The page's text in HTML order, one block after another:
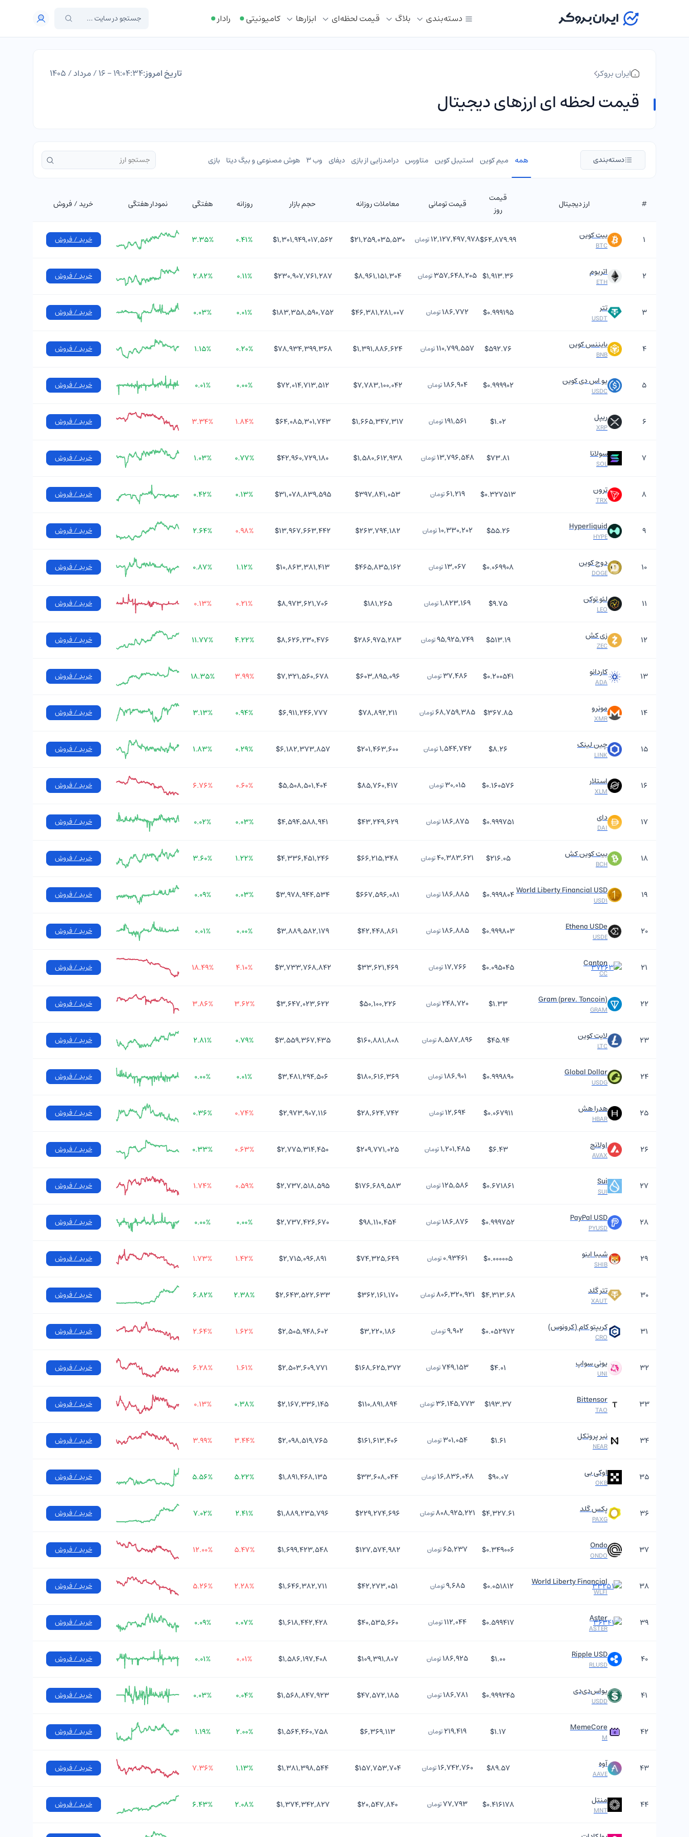
دسته‌بندی بلاگ قیمت لحظه‌ای ابزار‌ها کامیونیتی رادار
ایران بروکر تاریخ امروز:۱۹:۰۴:۳۵ - ۱۶ / مرداد / ۱۴۰۵
قیمت لحظه ای ارزهای دیجیتال
دسته‌بندی همه میم کوین استیبل کوین متاورس درامدزایی از بازی دیفای وب 3 هوش مصنوعی و بیگ دیتا بازی
# ارز دیجیتال
قیمت
روز
قیمت تومانی معاملات روزانه حجم بازار روزانه هفتگی نمودار هفتگی خرید / فروش
۱ بیت کوین
BTC $۶۴,۸۷۹.۹۹۱۲,۱۲۷,۴۹۷,۹۷۸تومان $۲۱,۲۵۹,۰۳۵,۵۳۰ $۱,۳۰۱,۹۴۹,۰۱۷,۵۶۲ ۰.۴۱% ۳.۳۵% خرید / فروش
۲ اتریوم
ETH $۱,۹۱۳.۳۶ ۳۵۷,۶۴۸,۲۰۵تومان $۸,۹۶۱,۱۵۱,۳۰۴ $۲۳۰,۹۰۷,۷۶۱,۲۸۷ ۰.۱۱% ۲.۸۲% خرید / فروش
۳ تتر
USDT $۰.۹۹۹۱۹۵ ۱۸۶,۷۷۲تومان $۴۶,۳۸۱,۲۸۱,۰۰۷ $۱۸۳,۳۵۸,۵۹۰,۷۵۲ ۰.۰۱% ۰.۰۳% خرید / فروش
۴ بایننس کوین
BNB $۵۹۲.۷۶ ۱۱۰,۷۹۹,۵۵۷تومان $۱,۳۹۱,۸۸۶,۶۲۴ $۷۸,۹۳۴,۳۹۹,۳۶۸ ۰.۲۰% ۱.۱۵% خرید / فروش
۵ یو اس دی کوین
USDC $۰.۹۹۹۹۰۲ ۱۸۶,۹۰۴ تومان $۷,۷۸۳,۱۰۰,۰۴۲ $۷۲,۰۱۴,۷۱۳,۵۱۲ ۰.۰۰% ۰.۰۱% خرید / فروش
۶ ریپل
XRP $۱.۰۲ ۱۹۱,۵۶۱ تومان $۱,۶۶۵,۳۴۷,۳۱۷ $۶۴,۰۸۵,۳۰۱,۷۴۳ ۱.۸۴% ۳.۳۴% خرید / فروش
۷ سولانا
SOL $۷۳.۸۱ ۱۳,۷۹۶,۵۴۸ تومان $۱,۵۸۰,۶۱۲,۹۳۸ $۴۲,۹۶۰,۷۲۹,۱۸۰ ۰.۷۷% ۱.۰۳% خرید / فروش
۸ ترون
TRX $۰.۳۲۷۵۱۳ ۶۱,۲۱۹ تومان $۳۹۷,۸۴۱,۰۵۳ $۳۱,۰۷۸,۸۳۹,۵۹۵ ۰.۱۳% ۰.۴۲% خرید / فروش
۹ Hyperliquid
HYPE $۵۵.۲۶ ۱۰,۳۳۰,۲۰۲ تومان $۲۶۳,۷۹۴,۱۸۲ $۱۳,۹۶۷,۶۶۳,۴۴۲ ۰.۹۸% ۲.۶۴% خرید / فروش
۱۰ دوج کوین
DOGE $۰.۰۶۹۹۰۸ ۱۳,۰۶۷تومان $۴۶۵,۸۳۵,۱۶۲ $۱۰,۸۶۳,۳۸۱,۴۱۳ ۱.۱۲% ۰.۸۷% خرید / فروش
۱۱ لئو توکن
LEO $۹.۷۵ ۱,۸۲۳,۱۶۹تومان $۱۸۱,۲۶۵ $۸,۹۷۳,۶۲۱,۷۰۶ ۰.۲۱% ۰.۱۳% خرید / فروش
۱۲ زی کش
ZEC $۵۱۳.۱۹ ۹۵,۹۲۵,۷۴۹تومان $۲۸۶,۹۷۵,۲۸۳ $۸,۶۲۶,۲۳۰,۴۷۶ ۴.۲۲% ۱۱.۷۷% خرید / فروش
۱۳ کاردانو
ADA $۰.۲۰۰۵۴۱ ۳۷,۴۸۶تومان $۶۰۳,۸۹۵,۰۹۶ $۷,۳۲۱,۵۶۰,۶۷۸ ۳.۹۹% ۱۸.۳۵% خرید / فروش
۱۴ مونرو
XMR $۳۶۷.۸۵ ۶۸,۷۵۹,۳۸۵تومان $۷۸,۸۹۲,۲۱۱ $۶,۹۱۱,۲۴۶,۷۷۷ ۰.۹۴% ۳.۱۳% خرید / فروش
۱۵ چین لینک
LINK $۸.۲۶ ۱,۵۴۴,۷۴۲ تومان $۲۰۱,۴۶۳,۶۰۰ $۶,۱۸۲,۳۷۳,۸۵۷ ۰.۲۹% ۱.۸۳% خرید / فروش
۱۶ استلار
XLM $۰.۱۶۰۵۷۶ ۳۰,۰۱۵تومان $۸۵,۷۶۰,۴۱۷ $۵,۵۰۸,۵۰۱,۴۰۴ ۰.۶۰% ۶.۷۶% خرید / فروش
۱۷ دای
DAI $۰.۹۹۹۷۵۱ ۱۸۶,۸۷۵ تومان $۴۳,۲۴۹,۶۲۹ $۴,۵۹۴,۵۸۸,۹۴۱ ۰.۰۳% ۰.۰۲% خرید / فروش
۱۸ بیت کوین کش
BCH $۲۱۶.۰۵ ۴۰,۳۸۳,۶۲۱تومان $۶۶,۲۱۵,۳۴۸ $۴,۳۳۶,۴۵۱,۲۴۶ ۱.۲۲% ۳.۶۰% خرید / فروش
۱۹ World Liberty Financial USD
USD1 $۰.۹۹۹۸۰۴ ۱۸۶,۸۸۵ تومان $۶۶۷,۵۹۶,۰۸۱ $۳,۹۷۸,۹۴۴,۵۳۴ ۰.۰۳% ۰.۰۹% خرید / فروش
۲۰ Ethena USDe
USDE $۰.۹۹۹۸۰۳ ۱۸۶,۸۸۵ تومان $۴۲,۴۴۸,۸۶۱ $۳,۸۸۹,۵۸۲,۱۷۹ ۰.۰۰% ۰.۰۱% خرید / فروش
۲۱ Canton
CC $۰.۰۹۵۰۴۵ ۱۷,۷۶۶ تومان $۳۳,۶۲۱,۴۶۹ $۳,۷۳۳,۷۶۸,۸۴۲ ۴.۱۰% ۱۸.۴۹% خرید / فروش
۲۲ Gram (prev. Toncoin)
GRAM $۱.۳۳ ۲۴۸,۷۲۰تومان $۵۰,۱۰۰,۲۲۶ $۳,۶۴۷,۰۲۳,۶۲۲ ۳.۶۲% ۳.۸۶% خرید / فروش
۲۳ لایت کوین
LTC $۴۵.۹۴ ۸,۵۸۷,۸۹۶تومان $۱۶۰,۸۸۱,۸۰۸ $۳,۵۵۹,۳۶۷,۴۳۵ ۰.۷۹% ۲.۸۱% خرید / فروش
۲۴ Global Dollar
USDG $۰.۹۹۹۸۹۰ ۱۸۶,۹۰۱تومان $۱۸۰,۶۱۶,۳۶۹ $۳,۴۸۱,۲۹۴,۵۰۶ ۰.۰۱% ۰.۰۰% خرید / فروش
۲۵ هدرا هش
HBAR $۰.۰۶۷۹۱۱ ۱۲,۶۹۴تومان $۲۸,۶۲۴,۷۴۲ $۲,۹۷۳,۹۰۷,۱۱۶ ۰.۷۴% ۰.۳۶% خرید / فروش
۲۶ اولانچ
AVAX $۶.۴۳ ۱,۲۰۱,۴۸۵تومان $۲۰۹,۷۷۱,۰۲۵ $۲,۷۷۵,۳۱۴,۴۵۰ ۰.۶۳% ۰.۳۳% خرید / فروش
۲۷ Sui
SUI $۰.۶۷۱۸۶۱ ۱۲۵,۵۸۶تومان $۱۷۶,۶۸۹,۵۸۳ $۲,۷۳۷,۵۱۸,۵۹۵ ۰.۵۹% ۱.۷۴% خرید / فروش
۲۸ PayPal USD
PYUSD $۰.۹۹۹۷۵۲ ۱۸۶,۸۷۶تومان $۹۸,۱۱۰,۴۵۴ $۲,۷۳۷,۴۲۶,۶۷۰ ۰.۰۰% ۰.۰۰% خرید / فروش
۲۹ شیبا اینو
SHIB $۰.۰۰۰۰۰۵ ۰.۹۳۴۶۱تومان $۷۴,۳۲۵,۶۴۹ $۲,۷۱۵,۰۹۶,۸۹۱ ۱.۴۲% ۱.۷۳% خرید / فروش
۳۰ تتر گلد
XAUT $۴,۳۱۳.۶۸ ۸۰۶,۳۲۰,۹۲۱تومان $۳۶۲,۱۶۱,۱۷۰ $۲,۶۴۳,۵۲۲,۶۳۳ ۲.۳۸% ۶.۸۲% خرید / فروش
۳۱ کریپتو کام (کرونوس)
CRO $۰.۰۵۲۹۷۲ ۹,۹۰۲تومان $۳,۲۲۰,۱۸۶ $۲,۵۰۵,۹۴۸,۶۰۲ ۱.۶۲% ۲.۶۴% خرید / فروش
۳۲ یونی سواپ
UNI $۴.۰۱ ۷۴۹,۱۵۳تومان $۱۶۸,۶۲۵,۳۷۲ $۲,۵۰۳,۶۰۹,۷۷۱ ۱.۶۱% ۶.۲۸% خرید / فروش
۳۳ Bittensor
TAO $۱۹۳.۳۷ ۳۶,۱۴۵,۷۷۳تومان $۱۱۰,۸۹۱,۸۹۴ $۲,۱۶۷,۳۳۶,۱۴۵ ۰.۳۸% ۰.۱۳% خرید / فروش
۳۴ نیر پروتکل
NEAR $۱.۶۱ ۳۰۱,۰۵۴تومان $۱۶۱,۶۱۳,۴۰۶ $۲,۰۹۸,۵۱۹,۷۶۵ ۳.۴۴% ۳.۹۹% خرید / فروش
۳۵ اوکی بی
OKB $۹۰.۰۷ ۱۶,۸۳۶,۰۴۸ تومان $۳۳,۶۰۸,۰۴۴ $۱,۸۹۱,۴۶۸,۱۳۵ ۵.۲۲% ۵.۵۶% خرید / فروش
۳۶ پکس گلد
PAXG $۴,۳۲۷.۶۱ ۸۰۸,۹۲۵,۲۲۱تومان $۲۲۹,۲۷۴,۶۹۶ $۱,۸۸۹,۲۳۵,۷۹۶ ۲.۴۱% ۷.۰۲% خرید / فروش
۳۷ Ondo
ONDO $۰.۳۴۹۰۰۶ ۶۵,۲۳۷تومان $۱۲۷,۵۷۴,۹۸۲ $۱,۶۹۹,۴۲۳,۵۴۸ ۵.۴۷% ۱۲.۰۰% خرید / فروش
۳۸ World Liberty Financial
WLFI $۰.۰۵۱۸۱۲ ۹,۶۸۵تومان $۴۲,۲۷۳,۰۵۱ $۱,۶۴۶,۳۸۲,۷۱۱ ۲.۲۸% ۵.۲۶% خرید / فروش
۳۹ Aster
ASTER $۰.۵۹۹۴۱۷ ۱۱۲,۰۴۴تومان $۴۰,۵۳۵,۶۶۰ $۱,۶۱۸,۴۴۲,۴۲۸ ۰.۰۷% ۰.۰۹% خرید / فروش
۴۰ Ripple USD
RLUSD $۱.۰۰ ۱۸۶,۹۲۵تومان $۱۰۹,۳۹۱,۸۰۷ $۱,۵۸۶,۱۹۷,۴۰۸ ۰.۰۱% ۰.۰۱% خرید / فروش
۴۱ یو‌اس‌دی‌دی
USDD $۰.۹۹۹۲۴۵ ۱۸۶,۷۸۱ تومان $۴۷,۵۷۲,۱۸۵ $۱,۵۶۸,۸۴۷,۹۲۳ ۰.۰۴% ۰.۰۳% خرید / فروش
۴۲ MemeCore
M $۱.۱۷ ۲۱۹,۴۱۹تومان $۶,۳۶۹,۱۱۳ $۱,۵۶۴,۴۶۰,۷۵۸ ۲.۰۰% ۱.۱۹% خرید / فروش
۴۳ آوه
AAVE $۸۹.۵۷ ۱۶,۷۴۲,۷۶۰ تومان $۱۵۷,۷۵۳,۷۰۴ $۱,۳۸۱,۳۹۸,۵۴۴ ۱.۱۳% ۷.۳۶% خرید / فروش
۴۴ منتل
MNT $۰.۴۱۶۱۷۸ ۷۷,۷۹۳تومان $۲۰,۵۴۷,۸۴۰ $۱,۳۷۴,۳۴۲,۸۲۷ ۲.۰۸% ۶.۴۳% خرید / فروش